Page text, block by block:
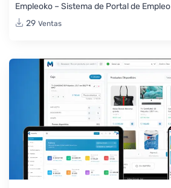
Empleoko – Sistema de Portal de Empleo
29 Ventas